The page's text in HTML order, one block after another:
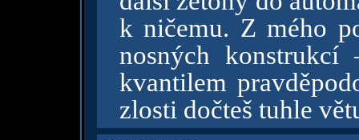
k ničemu. Z mého
nosných
kvantilem
zlosti dočteš tuhle